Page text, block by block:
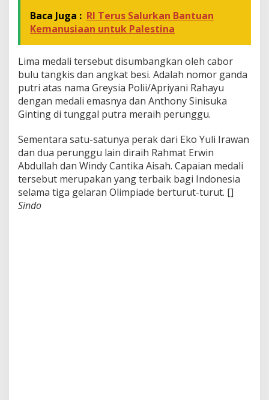
Baca Juga : RI Terus Salurkan Bantuan
Kemanusiaan untuk Palestina
Lima medali tersebut disumbangkan oleh cabor
bulu tangkis dan angkat besi. Adalah nomor ganda
putri atas nama Greysia Polii/Apriyani Rahayu
dengan medali emasnya dan Anthony Sinisuka
Ginting di tunggal putra meraih perunggu.
Sementara satu-satunya perak dari Eko Yuli Irawan
dan dua perunggu lain diraih Rahmat Erwin
Abdullah dan Windy Cantika Aisah. Capaian medali
tersebut merupakan yang terbaik bagi Indonesia
selama tiga gelaran Olimpiade berturut-turut. []
Sindo